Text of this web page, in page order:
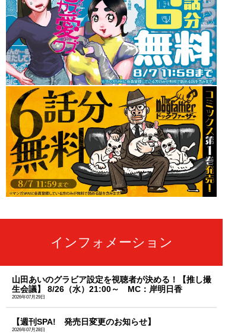
インフォメーション
山田あいのグラビア設定を視聴者が決める！【推し撮
生会議】 8/26（水）21:00～ MC：岸明日香
2026年07月29日
【週刊SPA! 発売日変更のお知らせ】
2026年07月28日